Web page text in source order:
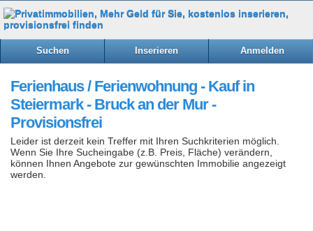
Suchen Inserieren Anmelden
Ferienhaus / Ferienwohnung - Kauf in
Steiermark - Bruck an der Mur -
Provisionsfrei
Leider ist derzeit kein Treffer mit Ihren Suchkriterien möglich.
Wenn Sie Ihre Sucheingabe (z.B. Preis, Fläche) verändern,
können Ihnen Angebote zur gewünschten Immobilie angezeigt
werden.